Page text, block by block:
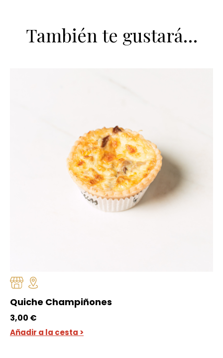
También te gustará…
Quiche Champiñones
3,00 €
Añadir a la cesta >